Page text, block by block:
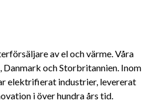
av el och värme. Våra
Danmark och Storbritannien. Inom
elektrifierat industrier, levererat
i över hundra års tid.